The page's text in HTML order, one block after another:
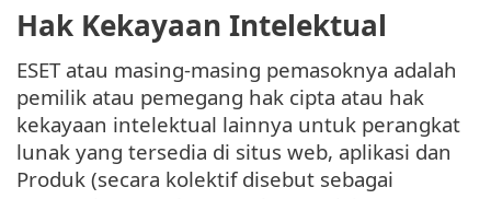
Hak Kekayaan Intelektual
ESET atau masing-masing pemasoknya adalah
pemilik atau pemegang hak cipta atau hak
kekayaan intelektual lainnya untuk perangkat
lunak yang tersedia di situs web, aplikasi dan
Produk (secara kolektif disebut sebagai